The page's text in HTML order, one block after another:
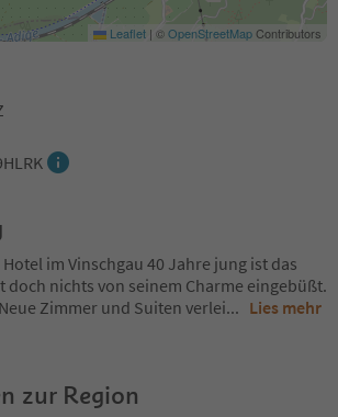
Leaflet | ©OpenStreetMapContributors
im Vinschgau 40 Jahre jung ist das
doch nichts von seinem Charme eingebüßt.
Zimmer und Suiten verlei... Lies mehr
zur Region